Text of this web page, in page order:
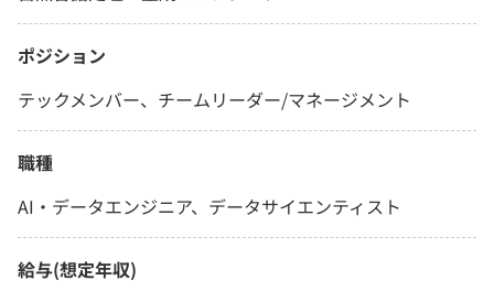
ポジション
テックメンバー、チームリーダー/マネージメント
職種
AI・データエンジニア、データサイエンティスト
給与(想定年収)